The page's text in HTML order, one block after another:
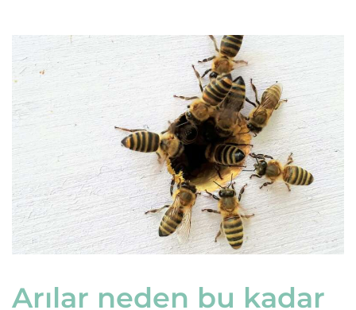
Arılar neden bu kadar